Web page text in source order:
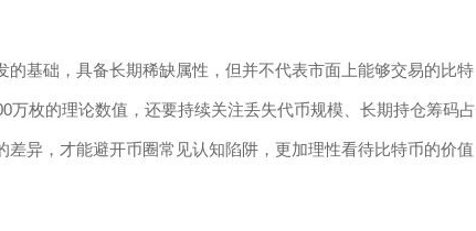
基础，具备长期稀缺属性，但并不代表市面上能够交易的比特
枚的理论数值，还要持续关注丢失代币规模、长期持仓筹码占
异，才能避开币圈常见认知陷阱，更加理性看待比特币的价值